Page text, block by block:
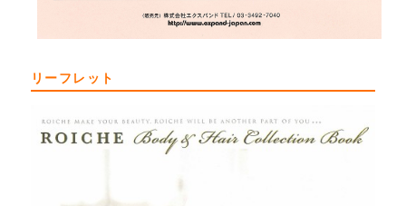
リーフレット